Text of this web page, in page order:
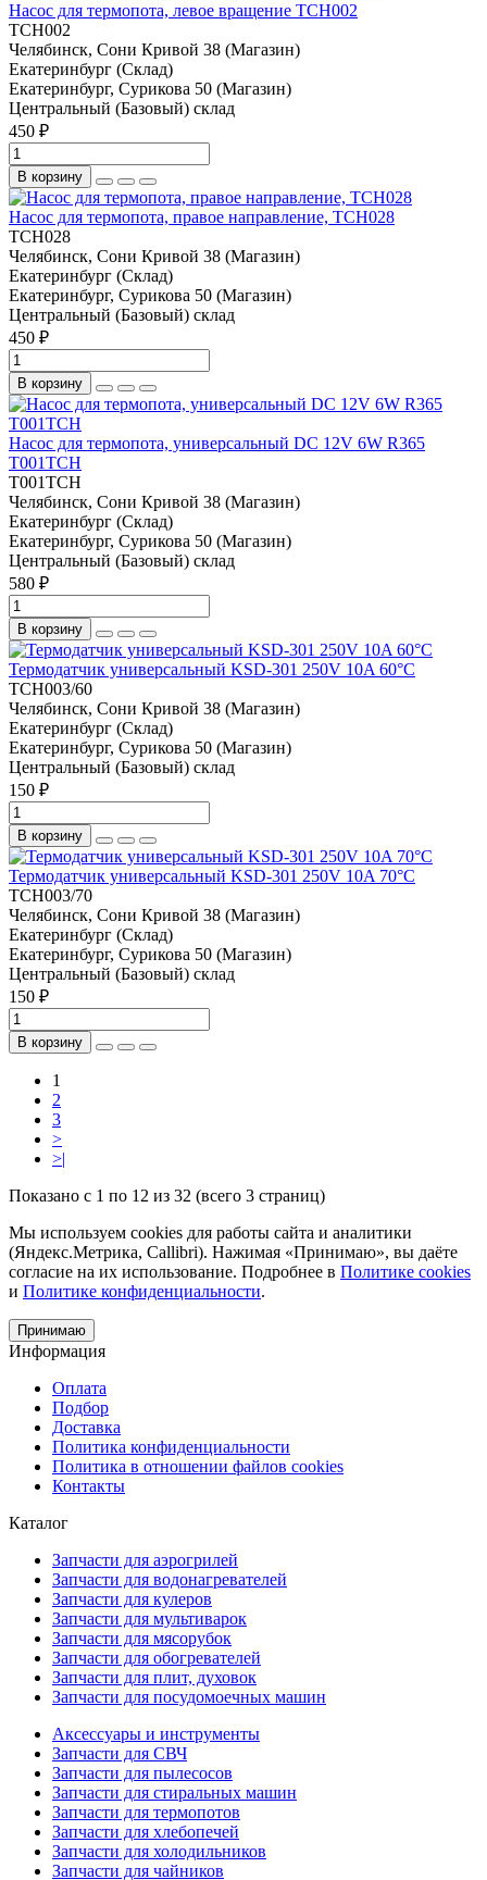
Насос для термопота, левое вращение TCH002
TCH002
Челябинск, Сони Кривой 38 (Магазин)
Екатеринбург (Склад)
Екатеринбург, Сурикова 50 (Магазин)
Центральный (Базовый) склад
450 ₽
В корзину
Насос для термопота, правое направление, TCH028
TCH028
Челябинск, Сони Кривой 38 (Магазин)
Екатеринбург (Склад)
Екатеринбург, Сурикова 50 (Магазин)
Центральный (Базовый) склад
450 ₽
В корзину
Насос для термопота, универсальный DC 12V 6W R365
T001TCH
T001TCH
Челябинск, Сони Кривой 38 (Магазин)
Екатеринбург (Склад)
Екатеринбург, Сурикова 50 (Магазин)
Центральный (Базовый) склад
580 ₽
В корзину
Термодатчик универсальный KSD-301 250V 10A 60°C
TCH003/60
Челябинск, Сони Кривой 38 (Магазин)
Екатеринбург (Склад)
Екатеринбург, Сурикова 50 (Магазин)
Центральный (Базовый) склад
150 ₽
В корзину
Термодатчик универсальный KSD-301 250V 10A 70°C
TCH003/70
Челябинск, Сони Кривой 38 (Магазин)
Екатеринбург (Склад)
Екатеринбург, Сурикова 50 (Магазин)
Центральный (Базовый) склад
150 ₽
В корзину
1
2
3
>
>|
Показано с 1 по 12 из 32 (всего 3 страниц)
Мы используем cookies для работы сайта и аналитики
(Яндекс.Метрика, Callibri). Нажимая «Принимаю», вы даёте
согласие на их использование. Подробнее в Политике cookies
и Политике конфиденциальности.
Принимаю
Информация
Оплата
Подбор
Доставка
Политика конфиденциальности
Политика в отношении файлов cookies
Контакты
Каталог
Запчасти для аэрогрилей
Запчасти для водонагревателей
Запчасти для кулеров
Запчасти для мультиварок
Запчасти для мясорубок
Запчасти для обогревателей
Запчасти для плит, духовок
Запчасти для посудомоечных машин
Аксессуары и инструменты
Запчасти для СВЧ
Запчасти для пылесосов
Запчасти для стиральных машин
Запчасти для термопотов
Запчасти для хлебопечей
Запчасти для холодильников
Запчасти для чайников